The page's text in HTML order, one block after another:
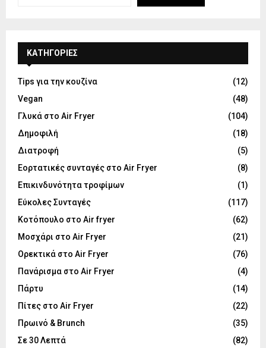
KΑΤΗΓΟΡΊΕΣ
Tips για την κουζίνα
(12)
Vegan
(48)
Γλυκά στο Air Fryer
(104)
Δημοφιλή
(18)
Διατροφή
(5)
Εορτατικές συνταγές στο Air Fryer
(8)
Επικινδυνότητα τροφίμων
(1)
Εύκολες Συνταγές
(117)
Κοτόπουλο στο Air fryer
(62)
Μοσχάρι στο Air Fryer
(21)
Ορεκτικά στο Air Fryer
(76)
Πανάρισμα στο Air Fryer
(4)
Πάρτυ
(14)
Πίτες στο Air Fryer
(22)
Πρωινό & Brunch
(35)
Σε 30 Λεπτά
(82)